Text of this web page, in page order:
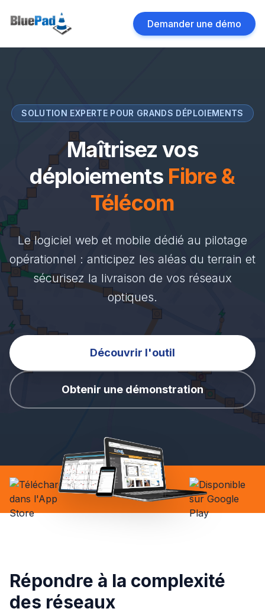
Demander une démo
SOLUTION EXPERTE POUR GRANDS DÉPLOIEMENTS
Maîtrisez vos
déploiements Fibre &
Télécom
Le logiciel web et mobile dédié au pilotage
opérationnel : anticipez les aléas du terrain et
sécurisez la livraison de vos réseaux
optiques.
Découvrir l'outil
Obtenir une démonstration
Répondre à la complexité
des réseaux